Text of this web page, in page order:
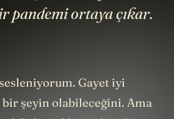
ulaşabilir. Böylece
Gayet iyi